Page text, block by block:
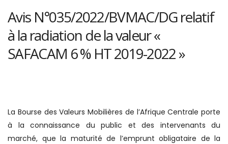
Avis N°035/2022/BVMAC/DG relatif
à la radiation de la valeur «
SAFACAM 6 % HT 2019-2022 »
La Bourse des Valeurs Mobilières de l’Afrique Centrale porte
à la connaissance du public et des intervenants du
marché, que la maturité de l’emprunt obligataire de la